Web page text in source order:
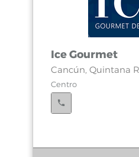
Ice Gourmet
Cancún, Quintana
Centro